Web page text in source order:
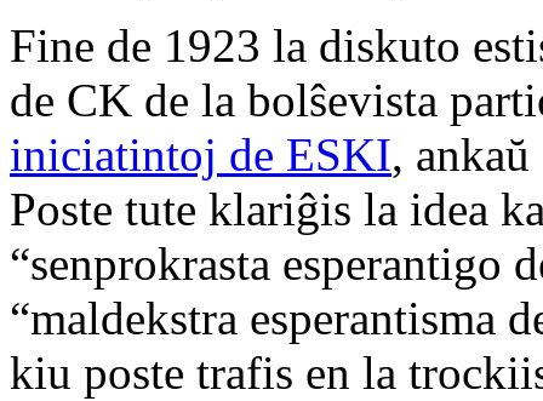
Fine de 1923 la diskuto
de CK de la bolŝevista
iniciatintoj de ESKI,
Poste tute klariĝis la idea
“senprokrasta esperantigo
“maldekstra esperantisma
kiu poste trafis en la